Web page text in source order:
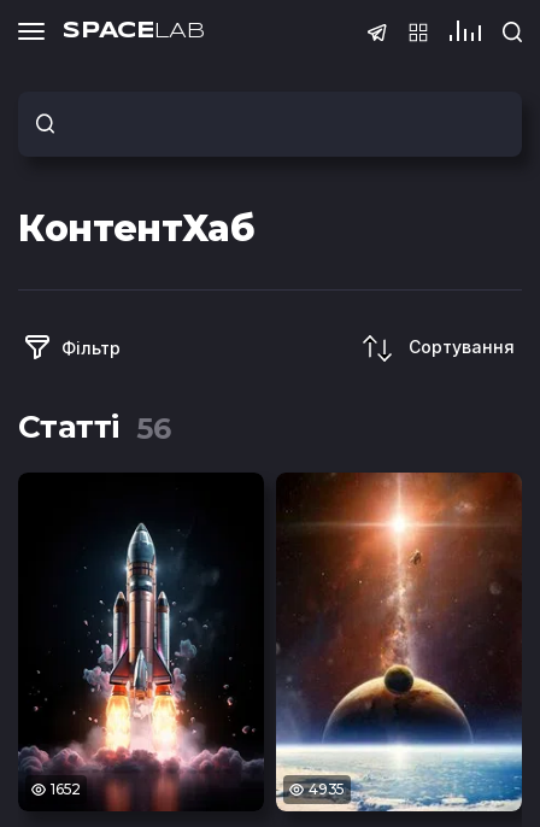
Тест Java Spring
Boot
Тест з
Тест з Java
(основи)
Тест з
SPACE LAB
КонтентХаб
Сортування
Фільтр
Статті 56
1652 4935